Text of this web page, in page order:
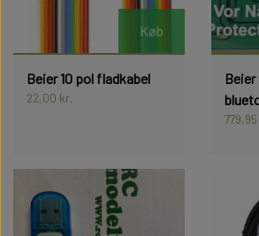
HØJTALERE OG LYD
INFRARØD OG
MODULER
MAN TGX
MERCEDES
PLADER
BATTERIER OG
HØJTALERE OG LYD
INFRARØD OG
SCANIA R620
MAN TGX
MERCEDES
MASKINER
PLADER
TILBEHØR
Køb
Beier 10 pol fladkabel
22,00 kr.